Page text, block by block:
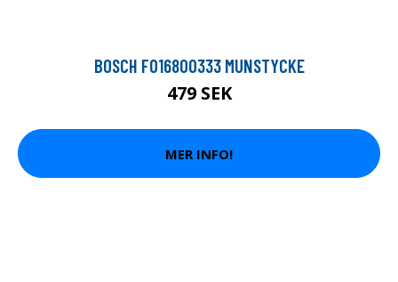
BOSCH F016800333 MUNSTYCKE
479 SEK
MER INFO!